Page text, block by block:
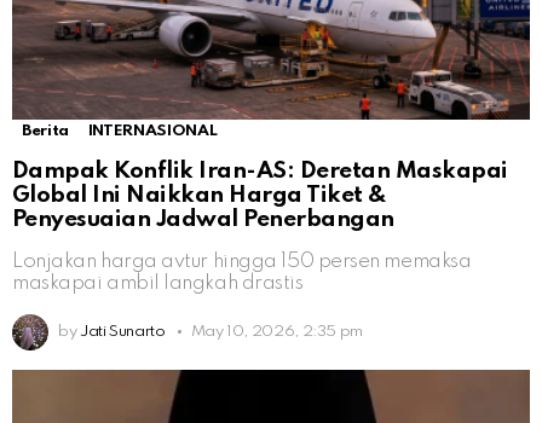
Berita INTERNASIONAL
Dampak Konflik Iran-AS: Deretan Maskapai
Global Ini Naikkan Harga Tiket &
Penyesuaian Jadwal Penerbangan
Lonjakan harga avtur hingga 150 persen memaksa
maskapai ambil langkah drastis
by Jati Sunarto May 10, 2026, 2:35 pm